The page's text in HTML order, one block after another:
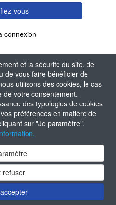
et la sécurité du site, de
de vous faire bénéficier de
utilisons des cookies, le cas
de votre consentement.
des typologies de cookies
préférences en matière de
sur "Je paramètre".
refuser
vous
connexion